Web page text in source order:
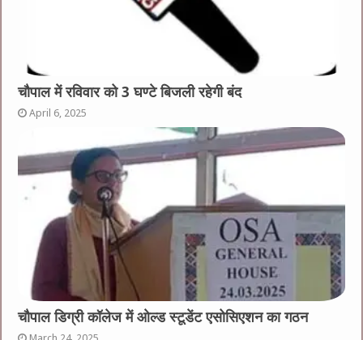
चौपाल में रविवार को 3 घण्टे बिजली रहेगी बंद
April 6, 2025
चौपाल डिग्री कॉलेज में ओल्ड स्टूडेंट एसोसिएशन का गठन